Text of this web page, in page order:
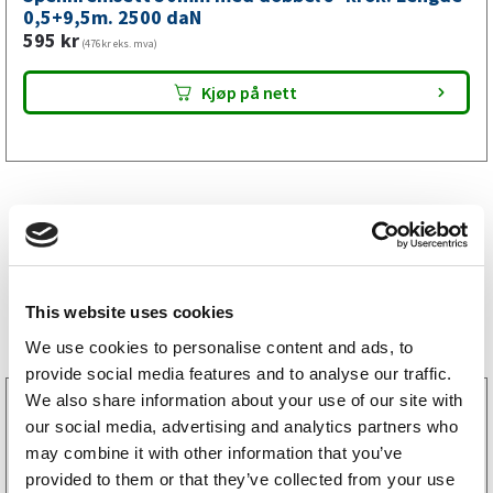
This website uses cookies
We use cookies to personalise content and ads, to
provide social media features and to analyse our traffic.
We also share information about your use of our site with
our social media, advertising and analytics partners who
may combine it with other information that you’ve
provided to them or that they’ve collected from your use
0,5+9,5m. 2500 daN
595 kr (476kr eks. mva)
Kjøp på nett
Bestselgere
3160052
LGF skilt Selvklebende
256 kr(205kr eks. mva)